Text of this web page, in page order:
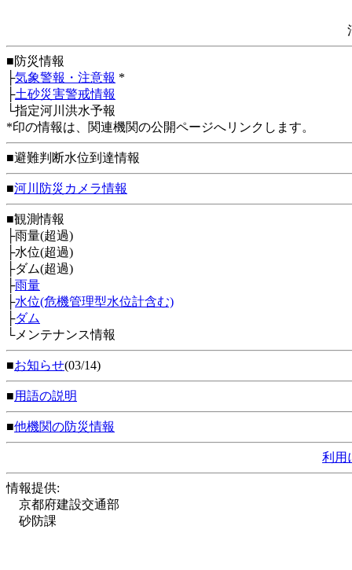
■防災情報
├気象警報・注意報 *
├土砂災害警戒情報
└指定河川洪水予報
*印の情報は、関連機関の公開ページへリンクします。
■避難判断水位到達情報
■河川防災カメラ情報
■観測情報
├雨量(超過)
├水位(超過)
├ダム(超過)
├雨量
├水位(危機管理型水位計含む)
├ダム
└メンテナンス情報
■お知らせ(03/14)
■用語の説明
■他機関の防災情報
利用
情報提供:
京都府建設交通部
砂防課